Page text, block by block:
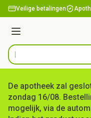
Ga naar de inhoud
Veilige betalingen
Menu
Product, merk,
De apotheek zal
zondag 16/08.
mogelijk, via de